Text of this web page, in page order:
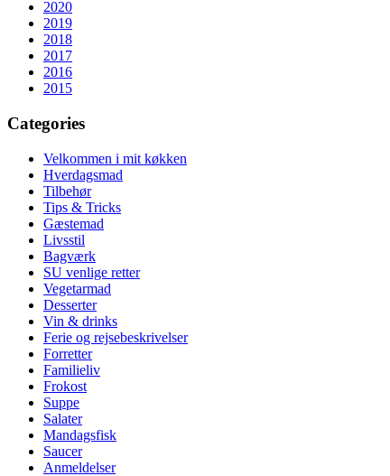
2020
2019
2018
2017
2016
2015
Categories
Velkommen i mit køkken
Hverdagsmad
Tilbehør
Tips & Tricks
Gæstemad
Livsstil
Bagværk
SU venlige retter
Vegetarmad
Desserter
Vin & drinks
Ferie og rejsebeskrivelser
Forretter
Familieliv
Frokost
Suppe
Salater
Mandagsfisk
Saucer
Anmeldelser